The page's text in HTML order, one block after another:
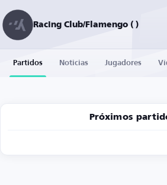
Racing Club/Flamengo ( )
Partidos Noticias Jugadores
Próximos